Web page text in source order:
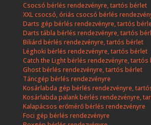
Csocsó bérlés rendezvényre, tartós bérlet
XXL csocsó, óriás csocsó bérlés
Darts gép bérlés rendezvényre, tartós
Darts tábla bérlés rendezvényre, tartós
Biliárd bérlés rendezvényre, tartós bérlet
Léghoki bérlés rendezvényre, tartós bérlet
Catch the Light bérlés rendezvényre, tartós
Ghost bérlés rendezvényre, tartós bérlet
Táncgép bérlés rendezvényre
Kosárlabda gép bérlés rendezvényre,
Kosárlabda palank bérlés rendezvényre,
Kalapácsos erőmérő bérlés rendezvényre
Foci gép bérlés rendezvényre